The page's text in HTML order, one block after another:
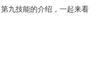
九技能的介绍，一起来看